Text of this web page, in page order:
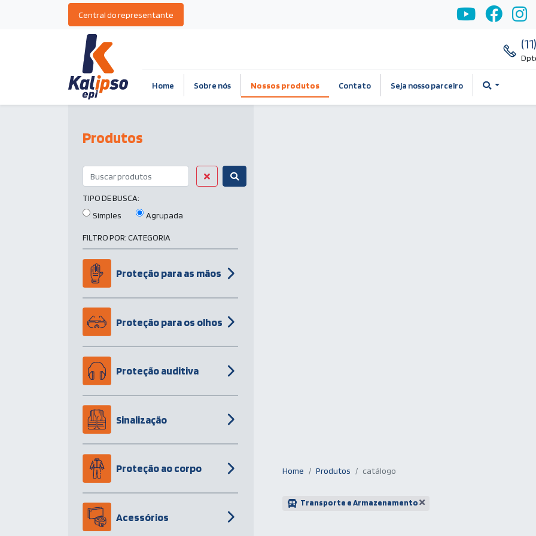
Central do representante
Home Sobre nós Nossos produtos Contato Seja nosso parceiro
Produtos
TIPO DE BUSCA:
Simples
Agrupada
FILTRO POR:CATEGORIA
Proteção para as mãos
Proteção para os olhos
Proteção auditiva
Sinalização
Proteção ao corpo
Acessórios
Home Produtos catálogo
Transporte e Armazenamento